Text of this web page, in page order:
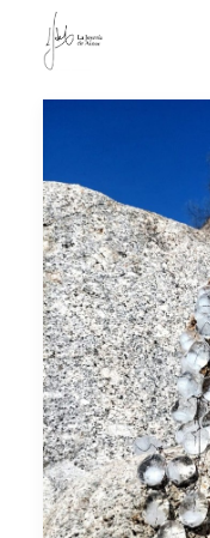
NOTICIAS DE
DE VISITA
APUNTES
QUIÉN SOY